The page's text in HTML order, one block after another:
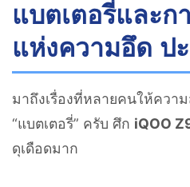
แบตเตอรี่และก
แห่งความอึด ป
มาถึงเรื่องที่หลายคนให้คว
“แบตเตอรี่” ครับ ศึก iQOO
ดุเดือดมาก